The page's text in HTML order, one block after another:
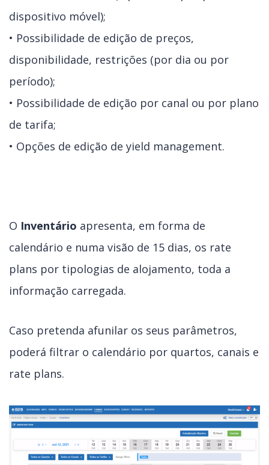
dispositivo móvel);
• Possibilidade de edição de preços,
disponibilidade, restrições (por dia ou por
período);
• Possibilidade de edição por canal ou por plano
de tarifa;
• Opções de edição de yield management.
O Inventário apresenta, em forma de
calendário e numa visão de 15 dias, os rate
plans por tipologias de alojamento, toda a
informação carregada.
Caso pretenda afunilar os seus parâmetros,
poderá filtrar o calendário por quartos, canais e
rate plans.